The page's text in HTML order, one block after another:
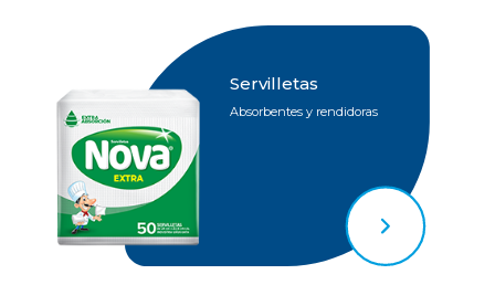
Servilletas
Absorbentes y rendidoras